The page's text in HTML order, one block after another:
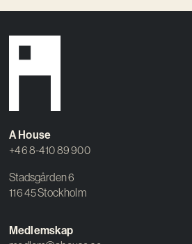
A House
+46 8-410 89 900
Stadsgården 6
116 45 Stockholm
Medlemskap